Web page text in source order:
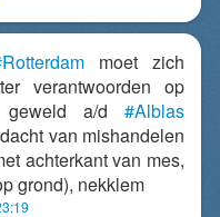
moet zich
verantwoorden op
geweld a/d #Alblas
van mishandelen
achterkant van mes,
grond), nekklem